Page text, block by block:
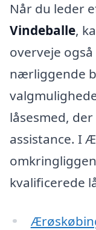
Når du leder
Vindeballe,
overveje
nærliggende
låsesmed,
assistance. I
kvalificerede